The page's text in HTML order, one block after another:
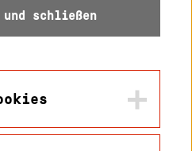
und schließen